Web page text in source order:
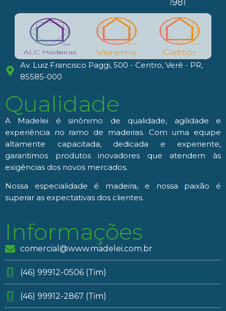
Av. Luiz Francisco Paggi, 500 - Centro, Verê - PR,
85585-000
Qualidade
A Madelei é sinônimo de qualidade, agilidade e
experiência no ramo de madeiras. Com uma equipe
altamente capacitada, dedicada e experiente,
garantimos produtos inovadores que atendem às
exigências dos novos mercados.
Nossa especialidade é madeira, e nossa paixão é
superar as expectativas dos clientes.
Informações
comercial@www.madelei.com.br
(46) 99912-0506 (Tim)
(46) 99912-2867 (Tim)